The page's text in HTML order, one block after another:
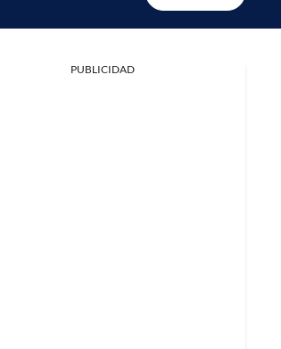
PUBLICIDAD